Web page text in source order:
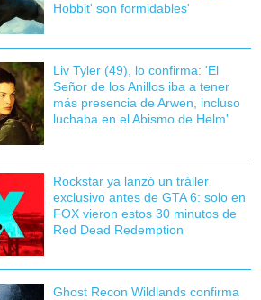
Hobbit' son formidables'
Liv Tyler (49), lo confirma: 'El
Señor de los Anillos iba a tener
más presencia de Arwen, incluso
luchaba en el Abismo de Helm'
Rockstar ya lanzó un tráiler
exclusivo antes de GTA 6: solo en
FOX vieron estos 30 minutos de
Red Dead Redemption
Ghost Recon Wildlands confirma